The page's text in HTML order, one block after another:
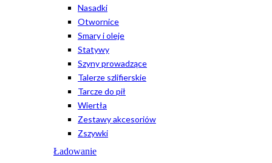
Nasadki
Otwornice
Smary i oleje
Statywy
Szyny prowadzące
Talerze szlifierskie
Tarcze do pił
Wiertła
Zestawy akcesoriów
Zszywki
Ładowanie